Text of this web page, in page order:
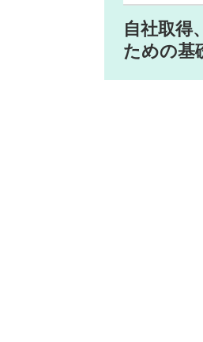
自社取得
ための基